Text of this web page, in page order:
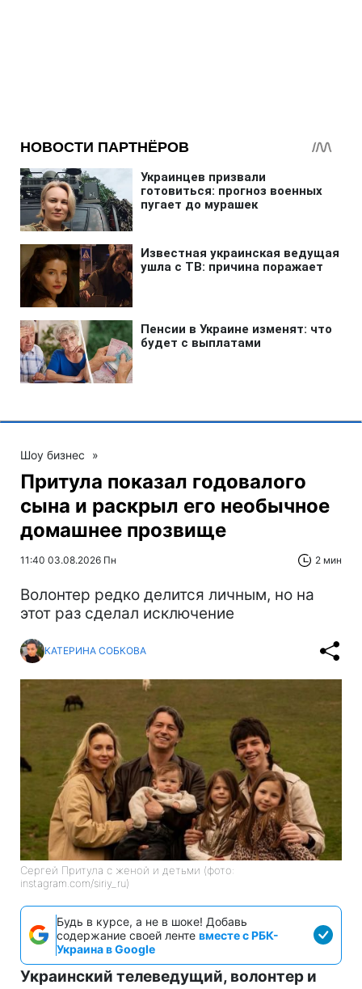
Шоу бизнес »
Притула показал годовалого
сына и раскрыл его необычное
домашнее прозвище
11:40 03.08.2026 Пн 2 мин
Волонтер редко делится личным, но на
этот раз сделал исключение
КАТЕРИНА СОБКОВА
Сергей Притула с женой и детьми (фото:
instagram.com/siriy_ru)
Будь в курсе, а не в шоке! Добавь
содержание своей ленте вместе с РБК-
Украина в Google
Украинский телеведущий, волонтер и